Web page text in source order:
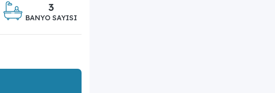
3
BANYO SAYISI